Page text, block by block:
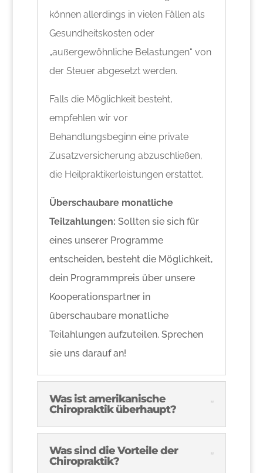
können allerdings in vielen Fällen als
Gesundheitskosten oder
„außergewöhnliche Belastungen“ von
der Steuer abgesetzt werden.
Falls die Möglichkeit besteht,
empfehlen wir vor
Behandlungsbeginn eine private
Zusatzversicherung abzuschließen,
die Heilpraktikerleistungen erstattet.
Überschaubare monatliche
Teilzahlungen: Sollten sie sich für
eines unserer Programme
entscheiden, besteht die Möglichkeit,
dein Programmpreis über unsere
Kooperationspartner in
überschaubare monatliche
Teilahlungen aufzuteilen. Sprechen
sie uns darauf an!
Was ist amerikanische
Chiropraktik überhaupt?
Was sind die Vorteile der
Chiropraktik?